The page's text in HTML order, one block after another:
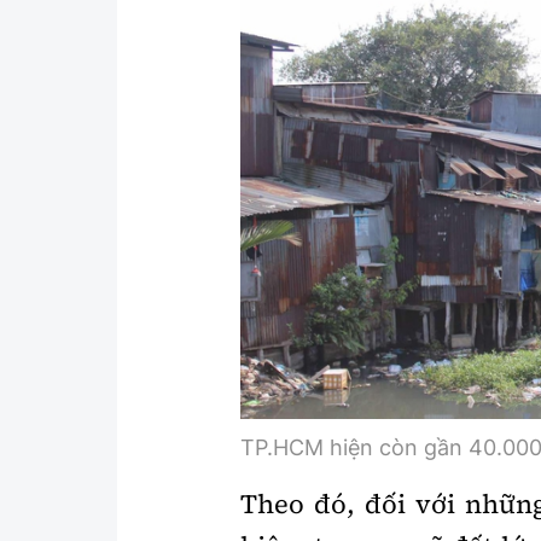
Lao động - Công đoàn
Showbiz
Điện ảnh
Âm nhạc
Thời sự Quốc tế
Thế giới giao thông
Thế giới xây dựng
Đi ++
Du lịch
Khám phá
Lối sống
Ẩm thực
TP.HCM hiện còn gần
Theo đó, đối với